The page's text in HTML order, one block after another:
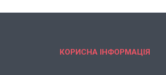
КОРИСНА ІНФОРМАЦІЯ